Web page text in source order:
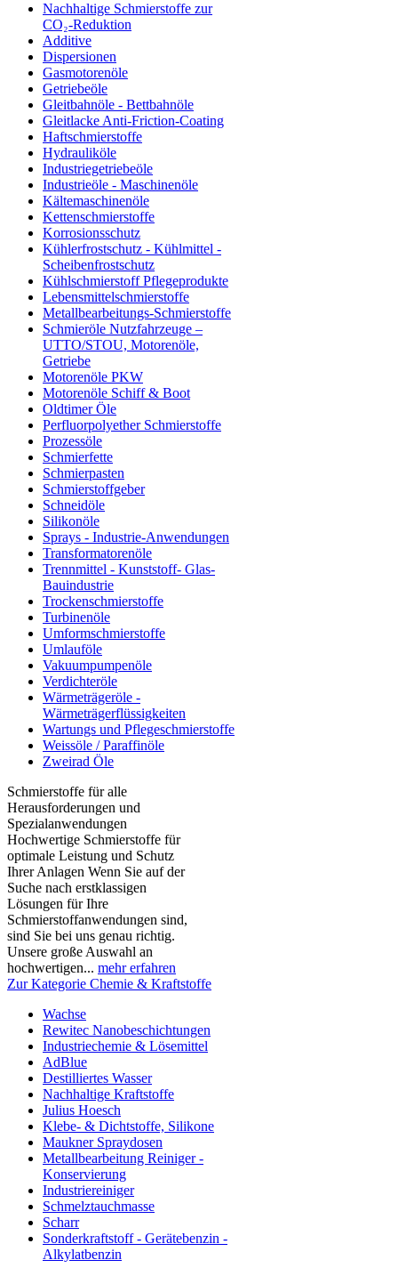
Nachhaltige Schmierstoffe zur
CO₂-Reduktion
Additive
Dispersionen
Gasmotorenöle
Getriebeöle
Gleitbahnöle - Bettbahnöle
Gleitlacke Anti-Friction-Coating
Haftschmierstoffe
Hydrauliköle
Industriegetriebeöle
Industrieöle - Maschinenöle
Kältemaschinenöle
Kettenschmierstoffe
Korrosionsschutz
Kühlerfrostschutz - Kühlmittel -
Scheibenfrostschutz
Kühlschmierstoff Pflegeprodukte
Lebensmittelschmierstoffe
Metallbearbeitungs-Schmierstoffe
Schmieröle Nutzfahrzeuge –
UTTO/STOU, Motorenöle,
Getriebe
Motorenöle PKW
Motorenöle Schiff & Boot
Oldtimer Öle
Perfluorpolyether Schmierstoffe
Prozessöle
Schmierfette
Schmierpasten
Schmierstoffgeber
Schneidöle
Silikonöle
Sprays - Industrie-Anwendungen
Transformatorenöle
Trennmittel - Kunststoff- Glas-
Bauindustrie
Trockenschmierstoffe
Turbinenöle
Umformschmierstoffe
Umlauföle
Vakuumpumpenöle
Verdichteröle
Wärmeträgeröle -
Wärmeträgerflüssigkeiten
Wartungs und Pflegeschmierstoffe
Weissöle / Paraffinöle
Zweirad Öle
Schmierstoffe für alle
Herausforderungen und
Spezialanwendungen
Hochwertige Schmierstoffe für
optimale Leistung und Schutz
Ihrer Anlagen Wenn Sie auf der
Suche nach erstklassigen
Lösungen für Ihre
Schmierstoffanwendungen sind,
sind Sie bei uns genau richtig.
Unsere große Auswahl an
hochwertigen... mehr erfahren
Zur Kategorie Chemie & Kraftstoffe
Wachse
Rewitec Nanobeschichtungen
Industriechemie & Lösemittel
AdBlue
Destilliertes Wasser
Nachhaltige Kraftstoffe
Julius Hoesch
Klebe- & Dichtstoffe, Silikone
Maukner Spraydosen
Metallbearbeitung Reiniger -
Konservierung
Industriereiniger
Schmelztauchmasse
Scharr
Sonderkraftstoff - Gerätebenzin -
Alkylatbenzin